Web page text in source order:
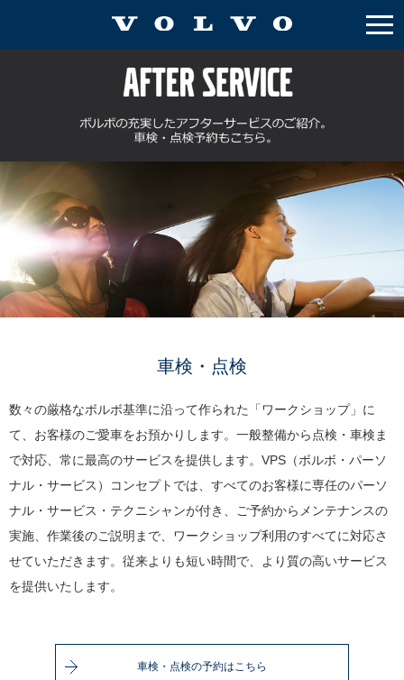
車検・点検
数々の厳格なボルボ基準に沿って作られた「ワークショップ」に
て、お客様のご愛車をお預かりします。一般整備から点検・車検ま
で対応、常に最高のサービスを提供します。VPS（ボルボ・パーソ
ナル・サービス）コンセプトでは、すべてのお客様に専任のパーソ
ナル・サービス・テクニシャンが付き、ご予約からメンテナンスの
実施、作業後のご説明まで、ワークショップ利用のすべてに対応さ
せていただきます。従来よりも短い時間で、より質の高いサービス
を提供いたします。
車検・点検の予約はこちら